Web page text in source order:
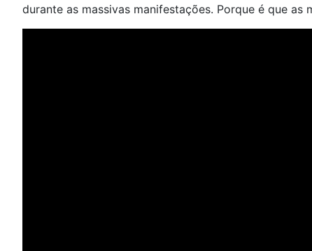
durante as massivas manifestações. Porque é que